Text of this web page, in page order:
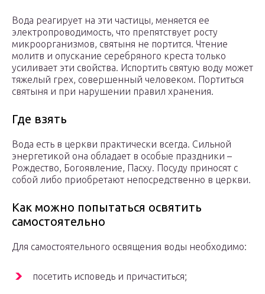
Вода реагирует на эти частицы, меняется ее
электропроводимость, что препятствует росту
микроорганизмов, святыня не портится. Чтение
молитв и опускание серебряного креста только
усиливает эти свойства. Испортить святую воду может
тяжелый грех, совершенный человеком. Портиться
святыня и при нарушении правил хранения.
Где взять
Вода есть в церкви практически всегда. Сильной
энергетикой она обладает в особые праздники –
Рождество, Богоявление, Пасху. Посуду приносят с
собой либо приобретают непосредственно в церкви.
Как можно попытаться освятить
самостоятельно
Для самостоятельного освящения воды необходимо:
посетить исповедь и причаститься;